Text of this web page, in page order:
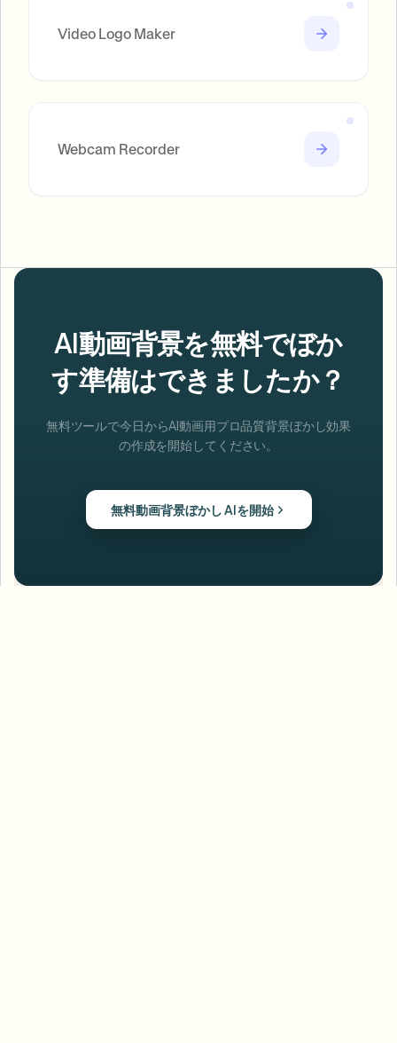
Video Logo Maker
Webcam Recorder
AI動画背景を無料でぼか
す準備はできましたか？
無料ツールで今日からAI動画用プロ品質背景ぼかし効果
の作成を開始してください。
無料動画背景ぼかし AIを開始